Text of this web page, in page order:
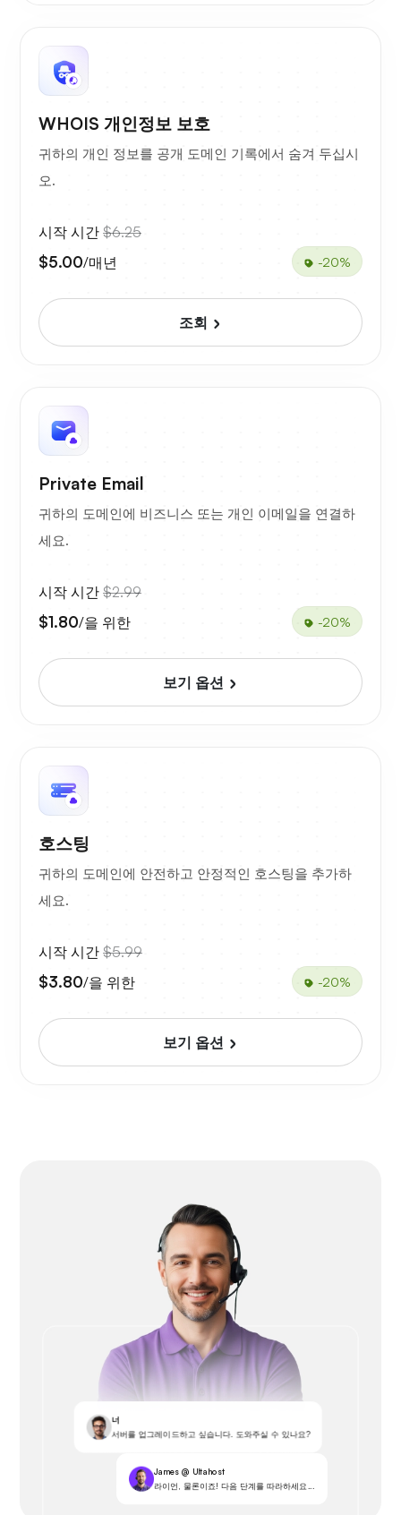
WHOIS 개인정보 보호
귀하의 개인 정보를 공개 도메인 기록에서 숨겨 두십시
오.
시작 시간 $6.25
$5.00/매년 -20%
조회
Private Email
귀하의 도메인에 비즈니스 또는 개인 이메일을 연결하
세요.
시작 시간 $2.99
$1.80/을 위한 -20%
보기 옵션
호스팅
귀하의 도메인에 안전하고 안정적인 호스팅을 추가하
세요.
시작 시간 $5.99
$3.80/을 위한 -20%
보기 옵션
너
서버를 업그레이드하고 싶습니다. 도와주실 수 있나요?
James @ Ultahost
라이언, 물론이죠! 다음 단계를 따라하세요...